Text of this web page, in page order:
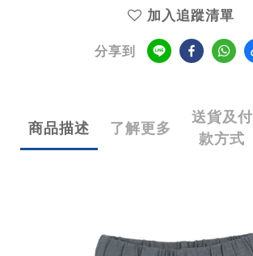
加入追蹤清單
分享到
商品描述 了解更多
送貨及付
款方式